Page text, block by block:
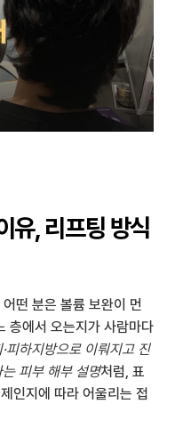
유, 리프팅 방식
떤 분은 볼륨 보완이 먼
층에서 오는지가 사람마다
피하지방으로 이뤄지고 진
피부 해부 설명처럼, 표
인지에 따라 어울리는 접